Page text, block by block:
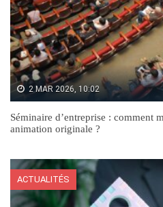
2 MAR 2026, 10:02
Séminaire d’entreprise : comment
animation originale ?
ACTUALITÉS